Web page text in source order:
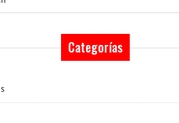
Categorías